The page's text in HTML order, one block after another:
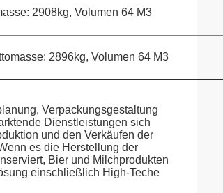
2908kg, Volumen 64 M3
2896kg, Volumen 64 M3
Verpackungsgestaltung
Dienstleistungen sich
und den Verkäufen der
es die Herstellung der
Bier und Milchprodukten
einschließlich High-Teche